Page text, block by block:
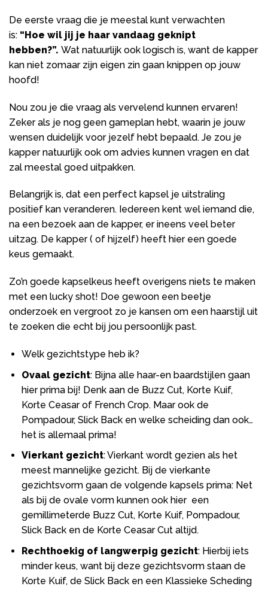
De eerste vraag die je meestal kunt verwachten
is: “Hoe wil jij je haar vandaag geknipt
hebben?”. Wat natuurlijk ook logisch is, want de kapper
kan niet zomaar zijn eigen zin gaan knippen op jouw
hoofd!
Nou zou je die vraag als vervelend kunnen ervaren!
Zeker als je nog geen gameplan hebt, waarin je jouw
wensen duidelijk voor jezelf hebt bepaald. Je zou je
kapper natuurlijk ook om advies kunnen vragen en dat
zal meestal goed uitpakken.
Belangrijk is, dat een perfect kapsel je uitstraling
positief kan veranderen. Iedereen kent wel iemand die,
na een bezoek aan de kapper, er ineens veel beter
uitzag. De kapper ( of hijzelf) heeft hier een goede
keus gemaakt.
Zo’n goede kapselkeus heeft overigens niets te maken
met een lucky shot! Doe gewoon een beetje
onderzoek en vergroot zo je kansen om een haarstijl uit
te zoeken die echt bij jou persoonlijk past.
Welk gezichtstype heb ik?
Ovaal gezicht: Bijna alle haar-en baardstijlen gaan
hier prima bij! Denk aan de Buzz Cut, Korte Kuif,
Korte Ceasar of French Crop. Maar ook de
Pompadour, Slick Back en welke scheiding dan ook…
het is allemaal prima!
Vierkant gezicht: Vierkant wordt gezien als het
meest mannelijke gezicht. Bij de vierkante
gezichtsvorm gaan de volgende kapsels prima: Net
als bij de ovale vorm kunnen ook hier een
gemillimeterde Buzz Cut, Korte Kuif, Pompadour,
Slick Back en de Korte Ceasar Cut altijd.
Rechthoekig of langwerpig gezicht: Hierbij iets
minder keus, want bij deze gezichtsvorm staan de
Korte Kuif, de Slick Back en een Klassieke Scheding